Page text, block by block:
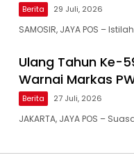
Berita 29 Juli, 2026
SAMOSIR, JAYA POS –
Ulang Tahun Ke-
Warnai Markas
Berita 27 Juli, 2026
JAKARTA, JAYA POS –